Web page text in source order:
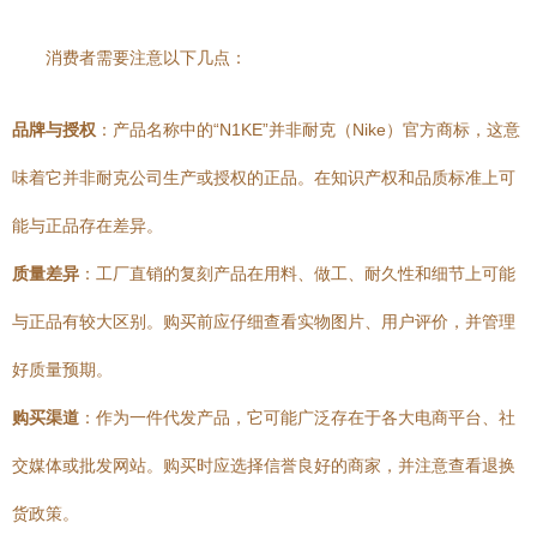
消费者需要注意以下几点：
品牌与授权 ：产品名称中的“N1KE”并非耐克（Nike）官方商标，这意
味着它并非耐克公司生产或授权的正品。在知识产权和品质标准上可
能与正品存在差异。
质量差异 ：工厂直销的复刻产品在用料、做工、耐久性和细节上可能
与正品有较大区别。购买前应仔细查看实物图片、用户评价，并管理
好质量预期。
购买渠道 ：作为一件代发产品，它可能广泛存在于各大电商平台、社
交媒体或批发网站。购买时应选择信誉良好的商家，并注意查看退换
货政策。